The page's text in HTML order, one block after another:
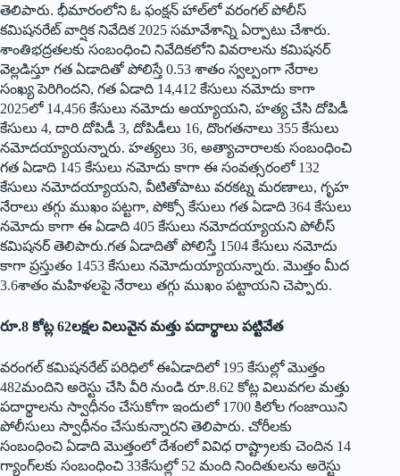
తెలిపారు. భీమారంలోని ఓ ఫంక్ష‌న్ హాల్‌లో వరంగల్‌ పోలీస్‌
కమిషనరేట్‌ వార్షిక నివేదిక 2025 సమావేశాన్ని ఏర్పాటు చేశారు.
శాంతిభద్రతలకు సంబంధించి నివేదికలోని వివరాలను క‌మిష‌న‌ర్
వెల్లడిస్తూ గత ఏడాదితో పోలిస్తే 0.53 శాతం స్వల్పంగా నేరాల
సంఖ్య‌ పెరిగిందని, గత ఏడాది 14,412 కేసులు నమోదు కాగా
2025లో 14,456 కేసులు నమోదు అయ్యాయ‌ని, హత్య చేసి దోపిడీ
కేసులు 4, దారి దోపిడీ 3, దోపిడీలు 16, దొంగతనాలు 355 కేసులు
నమోదయ్యాయ‌న్నారు. హత్యలు 36, అత్యాచారాలకు సంబంధించి
గత ఏడాది 145 కేసులు నమోదు కాగా ఈ సంవత్సరంలో 132
కేసులు నమోదయ్యాయ‌ని, వీటితోపాటు వరకట్న మరణాలు, గృహ
నేరాలు తగ్గు ముఖం పట్టగా, పోక్సో కేసులు గత ఏడాది 364 కేసులు
నమోదు కాగా ఈ ఏడాది 405 కేసులు నమోదయ్యాయని పోలీస్‌
కమిషనర్‌ తెలిపారు.గత ఏడాదితో పోలిస్తే 1504 కేసులు నమోదు
కాగా ప్రస్తుతం 1453 కేసులు నమోదుయ్యాయ‌న్నారు. మొత్తం మీద
3.6శాతం మహిళలపై నేరాలు తగ్గు ముఖం పట్టాయని చెప్పారు.
రూ.8 కోట్ల 62లక్షల విలువైన మత్తు పదార్థాలు పట్టివేత
వరంగల్‌ కమిషనరేట్‌ పరిధిలో ఈఏడాదిలో 195 కేసుల్లో మొత్తం
482మందిని అరెస్టు చేసి వీరి నుండి రూ.8.62 కోట్ల విలువగల మ‌త్తు
పదార్థాలను స్వాధీనం చేసుకోగా ఇందులో 1700 కిలోల గంజాయిని
పోలీసులు స్వాధీనం చేసుకున్నారని తెలిపారు. చోరీలకు
సంబంధించి ఏడాది మొత్తంలో దేశంలో వివిధ రాష్ట్రాలకు చెందిన 14
గ్యాంగ్‌లకు సంబంధించి 33కేసుల్లో 52 మంది నిందితులను అరెస్టు